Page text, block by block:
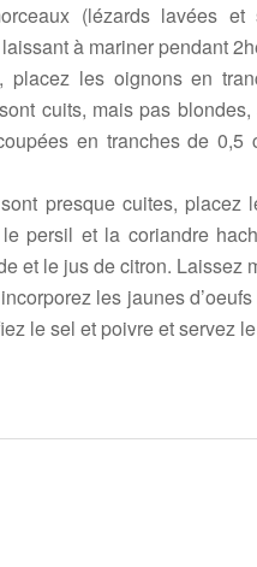
(lézards lavées et
à mariner pendant
placez les oignons en
cuits, mais pas
en tranches de 0,5
presque cuites, placez
persil et la coriandre
et le jus de citron. Laissez
les jaunes
le sel et poivre et servez